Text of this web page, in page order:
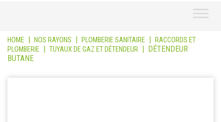
HOME | NOS RAYONS | PLOMBERIE SANITAIRE | RACCORDS ET
PLOMBERIE | TUYAUX DE GAZ ET DÉTENDEUR | DÉTENDEUR
BUTANE